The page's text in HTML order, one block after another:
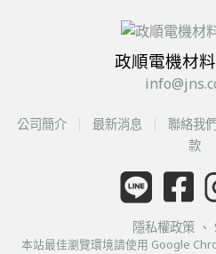
政順電機材
公司簡介 最新消息 聯絡我
款
隱私權政策 、
本站最佳瀏覽環境請使用 Google